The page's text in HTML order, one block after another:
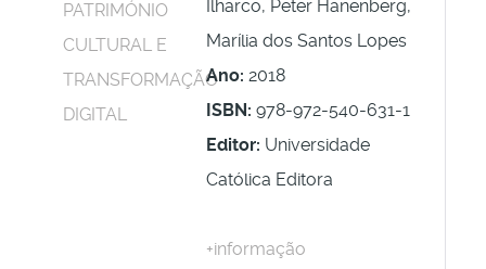
Ilharco, Peter Hanenberg,
Marília dos Santos Lopes
Ano: 2018
ISBN: 978-972-540-631-1
Editor: Universidade
Católica Editora
+informação